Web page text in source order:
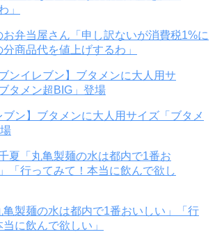
お弁当屋さん「申し訳ないが消費税1%に
商品代を値上げするわ」
ブン】ブタメンに大人用サイズ「ブタメ
亀製麺の水は都内で1番おいしい」「行
に飲んで欲しい」